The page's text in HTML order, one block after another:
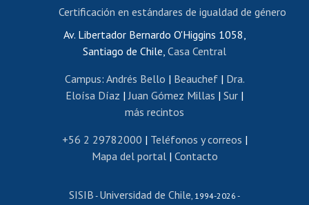
Portal de movilidad interna
Certificado de renta
Certificado de renta honorarios
Editar páginas blancas
Extranjeras/os
Revalidación y reconocimiento de títulos
Postulación al Programa de Movilidad Estudiantil
Cursos de español
Av. Libertador Bernardo O'Higgins 1058,
Santiago de Chile, Casa Central
Campus: Andrés Bello | Beauchef| Dra.
Eloísa Díaz |Juan Gómez Millas | Sur |
más recintos
+56 2 29782000 | Teléfonos y correos |
Mapa del portal| Contacto
SISIB - Universidad de Chile, 1994-2026 -
Certificación en estándares de igualdad de género